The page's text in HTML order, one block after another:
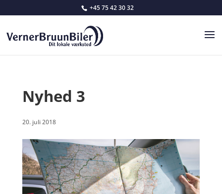
+45 75 42 30 32
Nyhed 3
20. juli 2018